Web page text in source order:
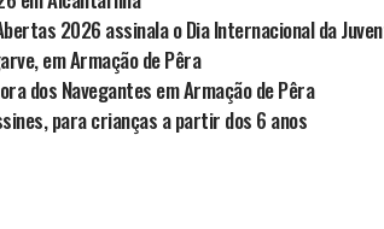
2026 assinala o Dia Internacional da
em Armação de Pêra
dos Navegantes em Armação de Pêra
para crianças a partir dos 6 anos